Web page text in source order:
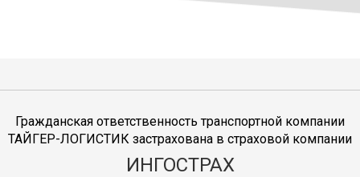
Гражданская ответственность транспортной компании
ТАЙГЕР-ЛОГИСТИК застрахована в страховой компании
ИНГОСТРАХ